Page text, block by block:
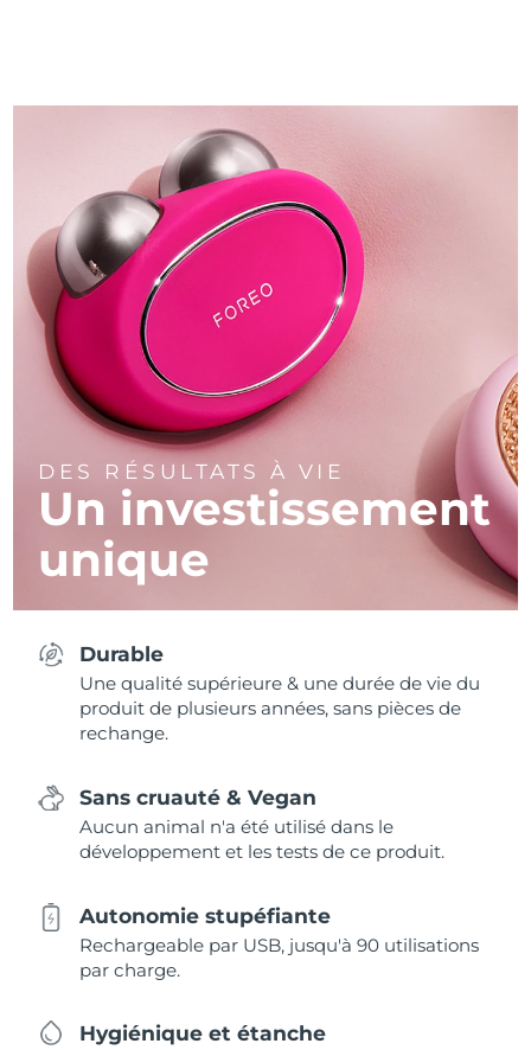
DES RÉSULTATS À VIE
Un investissement
unique
Durable
Une qualité supérieure & une durée de vie du
produit de plusieurs années, sans pièces de
rechange.
Sans cruauté & Vegan
Aucun animal n'a été utilisé dans le
développement et les tests de ce produit.
Autonomie stupéfiante
Rechargeable par USB, jusqu'à 90 utilisations
par charge.
Hygiénique et étanche